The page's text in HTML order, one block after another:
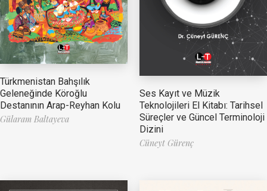
Türkmenistan Bahşılık
Geleneğinde Köroğlu
Destanının Arap-Reyhan Kolu
Gülaram Baltayeva
Ses Kayıt ve Müzik
Teknolojileri El Kitabı: Tarihsel
Süreçler ve Güncel Terminoloji
Dizini
Cüneyt Gürenç